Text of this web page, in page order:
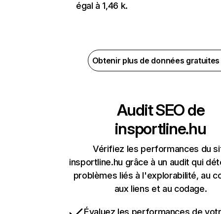
égal à 1,46 k.
Obtenir plus de données
Audit SEO de
insportline.hu
Vérifiez les performances du
insportline.hu grâce à un audit qui
problèmes liés à l'explorabilité, au
aux liens et au codage.
Évaluez les performances de